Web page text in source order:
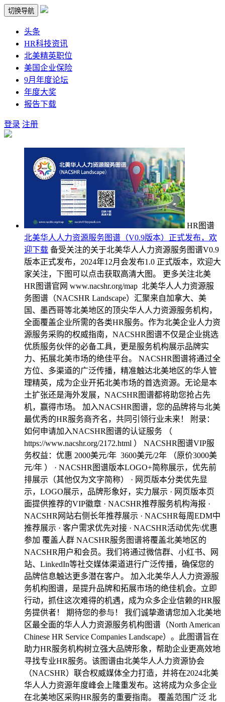
切换导航
头条
HR科技资讯
北美精英职位
美国企业保险
9月年度论坛
年度大奖
报告下载
登录 注册
HR图谱
北美华人人力资源服务图谱（V0.9版本）正式发布，欢
迎下载 备受关注的关于北美华人人力资源服务图谱V0.9
版本正式发布，2024年12月会发布1.0 正式版本，欢迎大
家关注，下图可以点击获取高清大图。 更多关注北美
HR图谱官网 www.nacshr.org/map 北美华人人力资源服
务图谱（NACSHR Landscape）汇聚来自加拿大、美
国、墨西哥等北美地区的顶尖华人人力资源服务机构，
全面覆盖企业所需的各类HR服务。作为北美企业人力资
源服务采购的权威指南，NACSHR图谱不仅是企业挑选
优质服务伙伴的必备工具，更是服务机构展示品牌实
力、拓展北美市场的绝佳平台。 NACSHR图谱将通过全
方位、多渠道的广泛传播，精准触达北美地区的华人管
理精英，成为企业开拓北美市场的首选资源。无论是本
土扩张还是海外发展，NACSHR图谱都将助您抢占先
机，赢得市场。 加入NACSHR图谱，您的品牌将与北美
最优秀的HR服务商齐名，共同引领行业未来！ 附录：
如何申请加入NACSHR图谱的认证服务 （
https://www.nacshr.org/2172.html ） NACSHR图谱VIP服
务权益：优惠 2000美元/年 3600美元/2年 （原价3000美
元/年 ） · NACSHR图谱版本LOGO+简称展示，优先前
排展示（其他仅为文字简称） · 网页版本分类优先显
示，LOGO展示，品牌形象好，实力展示 · 网页版本页
面提供推荐的VIP徽章 · NACSHR推荐服务机构海报 ·
NACSHR网站右侧长年推荐展示 · NACSHR每周EDM中
推荐展示 · 客户需求优先对接 · NACSHR活动优先\优惠
参加 覆盖人群 NACSHR服务图谱将覆盖北美地区的
NACSHR用户和会员。我们将通过微信群、小红书、网
站、LinkedIn等社交媒体渠道进行广泛传播，确保您的
品牌信息触达更多潜在客户。 加入北美华人人力资源服
务机构图谱，是提升品牌和拓展市场的绝佳机会。立即
行动，抓住这次难得的机遇，成为众多企业信赖的HR服
务提供者！ 期待您的参与！ 我们诚挚邀请您加入北美地
区最全面的华人人力资源服务机构图谱（North American
Chinese HR Service Companies Landscape）。此图谱旨在
助力HR服务机构树立强大品牌形象，帮助企业更高效地
寻找专业HR服务。该图谱由北美华人人力资源协会
（NACSHR）联合权威媒体全力打造，并将在2024北美
华人人力资源年度峰会上隆重发布。这将成为众多企业
在北美地区采购HR服务的重要指南。 覆盖范围广泛 北